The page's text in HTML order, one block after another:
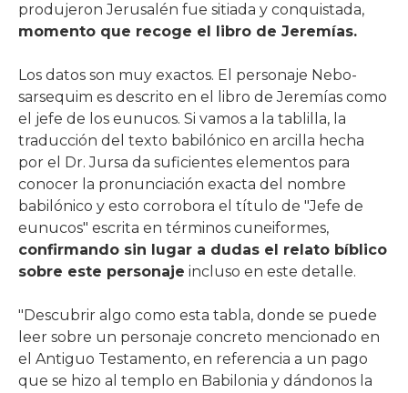
produjeron Jerusalén fue sitiada y conquistada,
momento que recoge el libro de Jeremías.
Los datos son muy exactos. El personaje Nebo-
sarsequim es descrito en el libro de Jeremías como
el jefe de los eunucos. Si vamos a la tablilla, la
traducción del texto babilónico en arcilla hecha
por el Dr. Jursa da suficientes elementos para
conocer la pronunciación exacta del nombre
babilónico y esto corrobora el título de "Jefe de
eunucos" escrita en términos cuneiformes,
confirmando sin lugar a dudas el relato bíblico
sobre este personaje incluso en este detalle.
"Descubrir algo como esta tabla, donde se puede
leer sobre un personaje concreto mencionado en
el Antiguo Testamento, en referencia a un pago
que se hizo al templo en Babilonia y dándonos la